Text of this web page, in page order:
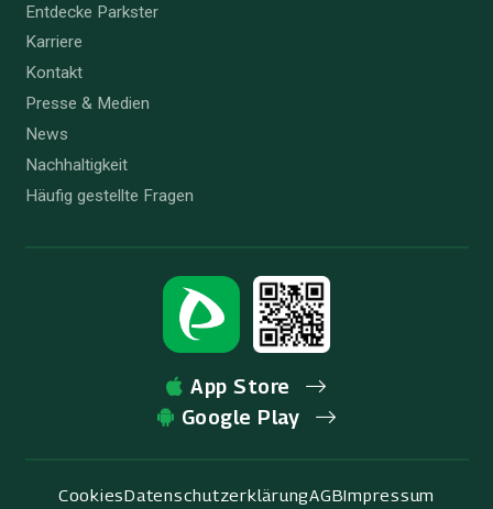
Entdecke Parkster
Karriere
Kontakt
Presse & Medien
News
Nachhaltigkeit
Häufig gestellte Fragen
App Store
Google Play
CookiesDatenschutzerklärungAGBImpressum